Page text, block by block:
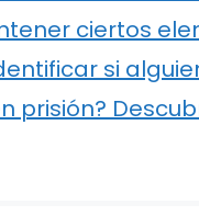
ciertos
si
prisión?